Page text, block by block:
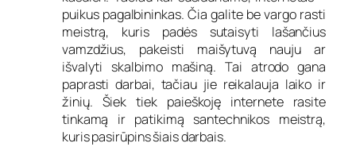
puikus pagalbininkas. Čia galite be vargo rasti
meistrą, kuris padės sutaisyti lašančius
vamzdžius, pakeisti maišytuvą nauju ar
išvalyti skalbimo mašiną. Tai atrodo gana
paprasti darbai, tačiau jie reikalauja laiko ir
žinių. Šiek tiek paieškoję internete rasite
tinkamą ir patikimą santechnikos meistrą,
kuris pasirūpins šiais darbais.